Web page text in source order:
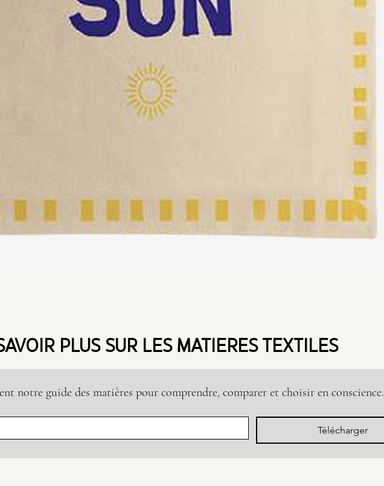
PLUS SUR LES MATIERES TEXTILES
notre guide des matières pour comprendre, comparer et choisir en conscience.
Télécharger